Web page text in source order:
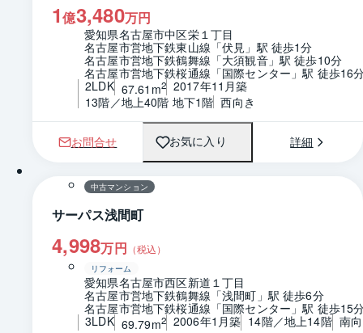
1億3,480万円
愛知県名古屋市中区栄１丁目
名古屋市営地下鉄東山線「伏見」駅 徒歩1分
名古屋市営地下鉄鶴舞線「大須観音」駅 徒歩10分
名古屋市営地下鉄桜通線「国際センター」駅 徒歩16
2LDK 67.61m2 2017年11月築
13階／地上40階 地下1階 西向き
お問合せ お気に入り 詳細
1 / 0 間取り
中古マンション
サーパス浅間町
4,998万円 （税込）
リフォーム
愛知県名古屋市西区新道１丁目
名古屋市営地下鉄鶴舞線「浅間町」駅 徒歩6分
名古屋市営地下鉄桜通線「国際センター」駅 徒歩15
3LDK 69.79m2 2006年1月築 14階／地上14階 南